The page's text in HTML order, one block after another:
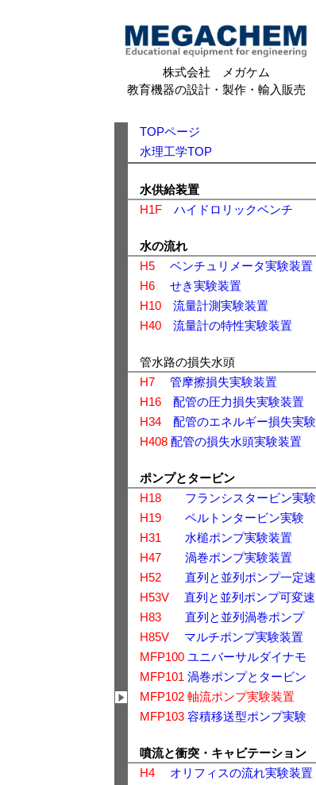
株式会社 メガケム
教育機器の設計・製作・輸入販売
TOPページ
水理工学TOP
水供給装置
H1F
ハイドロリックベンチ
水の流れ
H5ベンチュリメータ実験装置
H6せき実験装置
H10流量計測実験装置
H40流量計の特性実験装置
管水路の損失水頭
H7管摩擦損失実験装置
H16配管の圧力損失実験装置
H34配管のエネルギー損失実験
H408 配管の損失水頭実験装置
ポンプとタービン
H18フランシスタービン実験
H19
ペルトンタービン実験
H31 水槌ポンプ実験装置
H47渦巻ポンプ実験装置
H52
直列と並列ポンプ一定速
H53V
直列と並列ポンプ可変速
H83
直列と並列渦巻ポンプ
H85V
マルチポンプ実験装置
MFP100ユニバーサルダイナモ
MFP101 渦巻ポンプとタービン
MFP102 軸流ポンプ実験装置
MFP103容積移送型ポンプ実験
噴流と衝突・キャビテーション
H4オリフィスの流れ実験装置